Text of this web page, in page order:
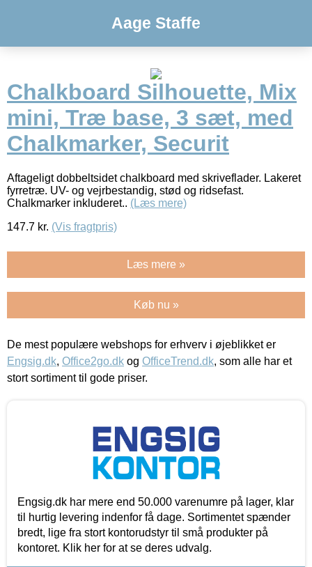
Aage Staffe
Chalkboard Silhouette, Mix
mini, Træ base, 3 sæt, med
Chalkmarker, Securit
Aftageligt dobbeltsidet chalkboard med skriveflader. Lakeret
fyrretræ. UV- og vejrbestandig, stød og ridsefast.
Chalkmarker inkluderet.. (Læs mere)
147.7 kr. (Vis fragtpris)
Læs mere »
Køb nu »
De mest populære webshops for erhverv i øjeblikket er
Engsig.dk, Office2go.dk og OfficeTrend.dk, som alle har et
stort sortiment til gode priser.
Engsig.dk har mere end 50.000 varenumre på lager, klar
til hurtig levering indenfor få dage. Sortimentet spænder
bredt, lige fra stort kontorudstyr til små produkter på
kontoret. Klik her for at se deres udvalg.